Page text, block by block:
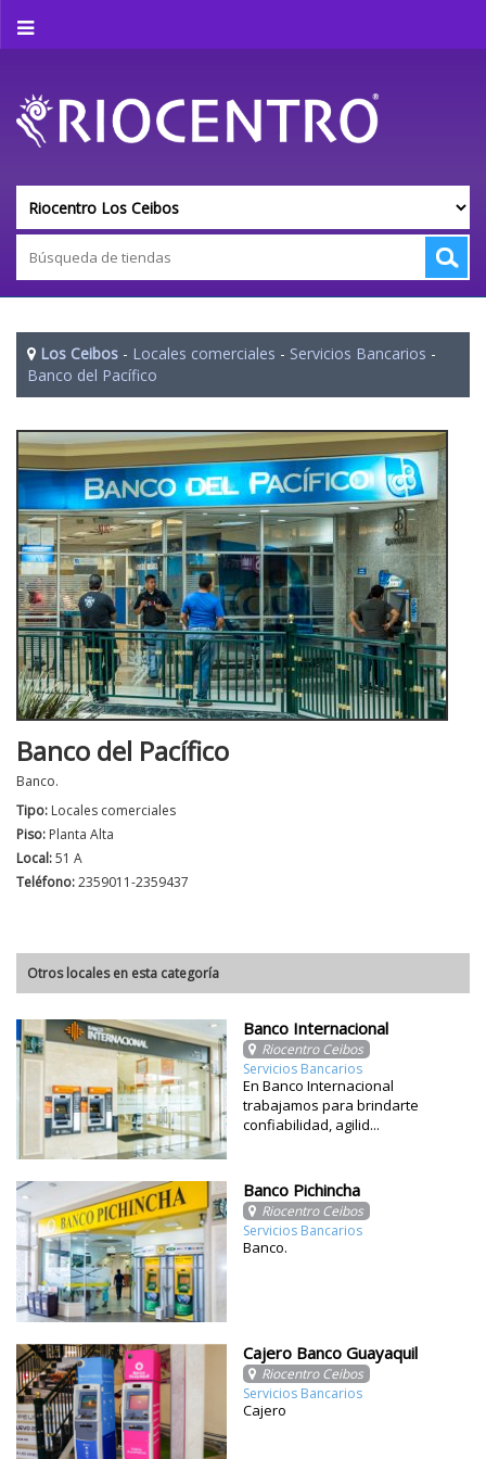
Los Ceibos - Locales comerciales - Servicios Bancarios -
Banco del Pacífico
Banco del Pacífico
Banco.
Tipo: Locales comerciales
Piso: Planta Alta
Local:51 A
Teléfono:2359011-2359437
Otros locales en esta categoría
Banco Internacional
Riocentro Ceibos
Servicios Bancarios
En Banco Internacional
trabajamos para brindarte
confiabilidad, agilid...
Banco Pichincha
Riocentro Ceibos
Servicios Bancarios
Banco.
Cajero Banco Guayaquil
Riocentro Ceibos
Servicios Bancarios
Cajero